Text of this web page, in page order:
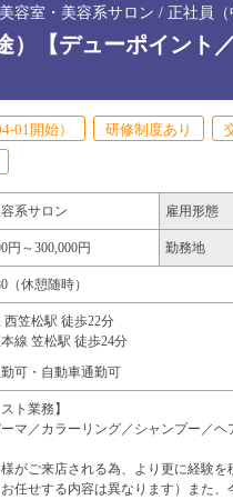
容室・美容系サロン / 正社員（
）【デューポイント
01開始） 研修制度あり
系サロン 雇用形態
円～300,000円 勤務地
（休憩随時）
西笠松駅 徒歩22分
線 笠松駅 徒歩24分
可・自動車通勤可
ト業務】
マ／カラーリング／シャンプー／ヘ
がご来店される為、より更に経験
任せする内容は異なります）また